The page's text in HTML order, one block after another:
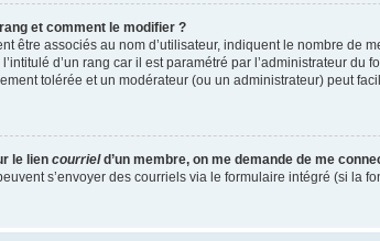
et comment le modifier ?
être associés au nom d’utilisateur, indiquent le nombre de
d’un rang car il est paramétré par l’administrateur
tolérée et un modérateur (ou un administrateur) peut
le lien courrield’un membre, on me demande de me
s’envoyer des courriels via le formulaire intégré (si la